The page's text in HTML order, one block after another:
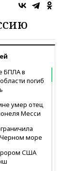
БПЛА в
погиб
умер отец
Месси
Черном море
США